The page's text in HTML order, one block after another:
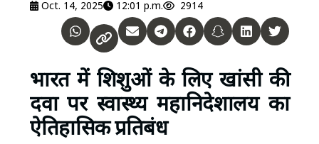
Oct. 14, 2025 12:01 p.m. 2914
भारत में शिशुओं के लिए खांसी की
दवा पर स्वास्थ्य महानिदेशालय का
ऐतिहासिक प्रतिबंध